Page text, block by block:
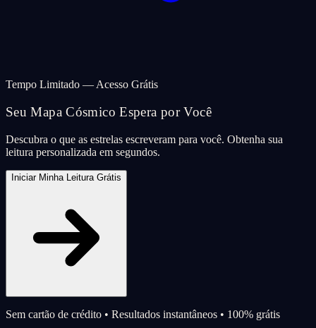
Tempo Limitado — Acesso Grátis
Seu Mapa Cósmico Espera por Você
Descubra o que as estrelas escreveram para você. Obtenha sua
leitura personalizada em segundos.
Iniciar Minha Leitura Grátis
Sem cartão de crédito • Resultados instantâneos • 100% grátis